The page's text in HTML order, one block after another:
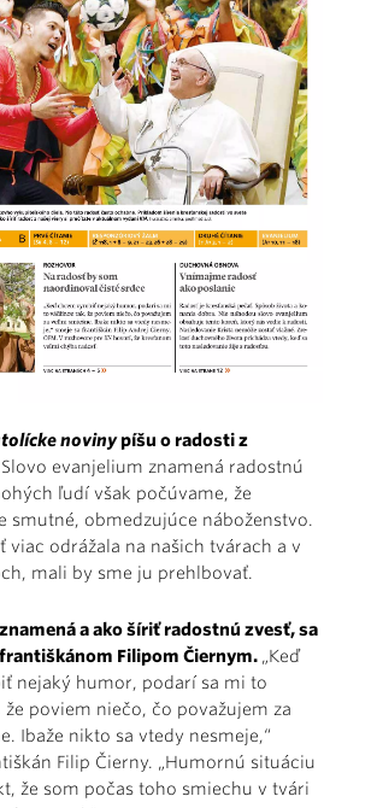
novinypíšu o radosti z
Slovo evanjelium znamená radostnú
ľudí však počúvame, že
smutné, obmedzujúce náboženstvo.
viac odrážala na našich tvárach a v
mali by sme ju prehlbovať.
a ako šíriť radostnú zvesť, sa
Filipom Čiernym. „Keď
nejaký humor, podarí sa mi to
že poviem niečo, čo považujem za
Ibaže nikto sa vtedy nesmeje,“
Filip Čierny. „Humornú situáciu
že som počas toho smiechu v tvári